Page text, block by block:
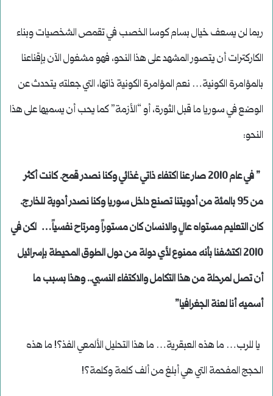
ربما لن يسعف خيال بسام كوسا الخصب في تقمص الشخصيات وبناء
الكاركترات أن يتصور المشهد على هذا النحو، فهو مشغول الآن بإقناعنا
بالمؤامرة الكونية… نعم المؤامرة الكونية ذاتها، التي جعلته يتحدث عن
الوضع في سوريا ما قبل الثورة، أو “الأزمة” كما يحب أن يسميها على هذا
النحو:
” في عام 2010 صار عنا اكتفاء ذاتي غذائي وكنا نصدر قمح. كانت أكثر
من 95 بالمئة من أدويتنا تصنع داخل سوريا وكنا نصدر أدوية للخارج.
كان التعليم مستواه عالٍ والانسان كان مستوراً ومرتاح نفسياً… لكن في
2010 اكتشفنا بأنه ممنوع لأي دولة من دول الطوق المحيطة بإسرائيل
أن تصل لمرحلة من هذا التكامل والاكتفاء النسبي.. وهذا بسبب ما
أسميه أنا لعنة الجغرافيا”
يا للرب… ما هذه العبقرية… ما هذا التحليل الألمعي الفذ؟! ما هذه
الحجج المفحمة التي هي أبلغ من ألف كلمة وكلمة؟!